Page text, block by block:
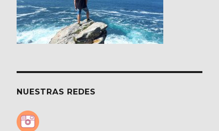
NUESTRAS REDES